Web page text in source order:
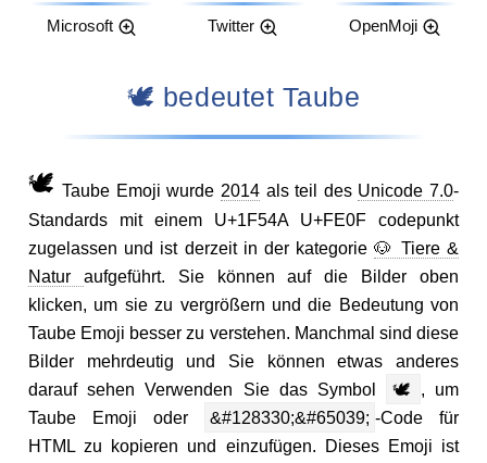
Microsoft Twitter OpenMoji
🕊️ bedeutet Taube
🕊️ Taube Emoji wurde 2014 als teil des Unicode 7.0-
Standards mit einem U+1F54A U+FE0F codepunkt
zugelassen und ist derzeit in der kategorie🐶 Tiere &
Natur aufgeführt. Sie können auf die Bilder oben
klicken, um sie zu vergrößern und die Bedeutung von
Taube Emoji besser zu verstehen. Manchmal sind diese
Bilder mehrdeutig und Sie können etwas anderes
darauf sehen Verwenden Sie das Symbol
🕊️
, um
Taube Emoji oder
&#128330;&#65039; -Code für
HTML zu kopieren und einzufügen. Dieses Emoji ist